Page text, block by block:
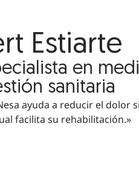
Estiarte
en
sanitaria
ayuda a reducir el dolor
facilita su rehabilitación.»